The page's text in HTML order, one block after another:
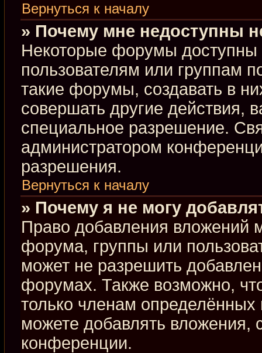
Вернуться к началу
» Почему мне недоступны
Некоторые форумы доступны
пользователям или группам
такие форумы, создавать в
совершать другие действия,
специальное разрешение.
администратором
разрешения.
Вернуться к началу
» Почему я не могу
Право добавления вложений
форума, группы или
может не разрешить
форумах. Также возможно,
только членам
можете добавлять вложения,
конференции.